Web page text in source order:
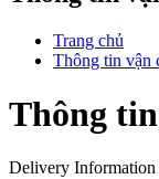
Trang chủ
Thông tin vận
Thông
Delivery Information